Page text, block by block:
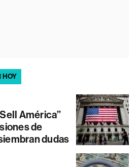
HOY
América”
de
dudas